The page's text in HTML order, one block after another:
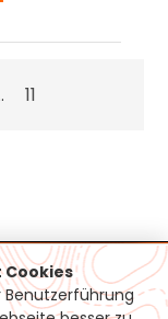
11
Benutzerführung